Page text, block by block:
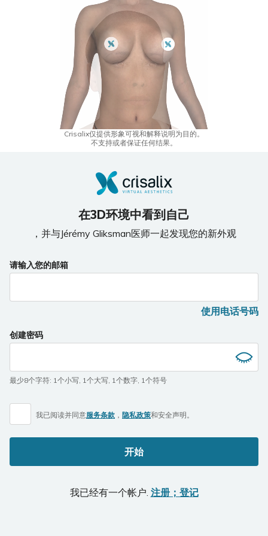
Crisalix仅提供形象可视和解释说明为目的。
不支持或者保证任何结果。
在3D环境中看到自己
，并与Jérémy Gliksman医师一起发现您的新外观
If
a
ignore
this
请输入您的邮箱
使用电话号码
创建密码
最少8个字符: 1个小写, 1个大写, 1个数字, 1个符号
我已阅读并同意服务条款 ， 隐私政策和安全声明。
开始
我已经有一个帐户. 注册；登记